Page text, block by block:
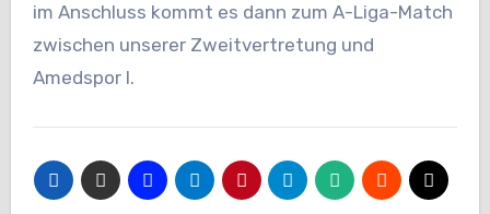
im Anschluss kommt es dann zum A-Liga-Match
zwischen unserer Zweitvertretung und
Amedspor I.